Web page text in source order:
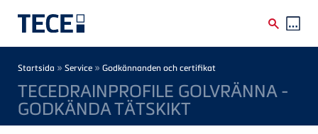
Breadcrumb
Startsida » Service » Godkännanden och certifikat
TECEDRAINPROFILE GOLVRÄNNA -
GODKÄNDA TÄTSKIKT